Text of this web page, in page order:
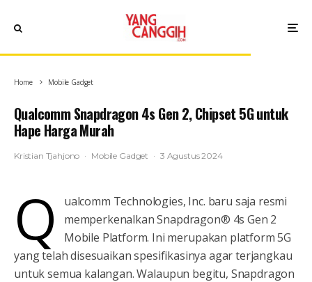
Home Mobile Gadget
Qualcomm Snapdragon 4s Gen 2, Chipset 5G untuk
Hape Harga Murah
Kristian Tjahjono · Mobile Gadget · 3 Agustus 2024
Q
ualcomm Technologies, Inc. baru saja resmi
memperkenalkan Snapdragon® 4s Gen 2
Mobile Platform. Ini merupakan platform 5G
yang telah disesuaikan spesifikasinya agar terjangkau
untuk semua kalangan. Walaupun begitu, Snapdragon